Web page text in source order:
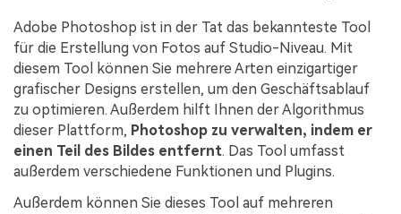
Adobe Photoshop ist in der Tat das bekannteste Tool
für die Erstellung von Fotos auf Studio-Niveau. Mit
diesem Tool können Sie mehrere Arten einzigartiger
grafischer Designs erstellen, um den Geschäftsablauf
zu optimieren. Außerdem hilft Ihnen der Algorithmus
dieser Plattform, Photoshop zu verwalten, indem er
einen Teil des Bildes entfernt. Das Tool umfasst
außerdem verschiedene Funktionen und Plugins.
Außerdem können Sie dieses Tool auf mehreren